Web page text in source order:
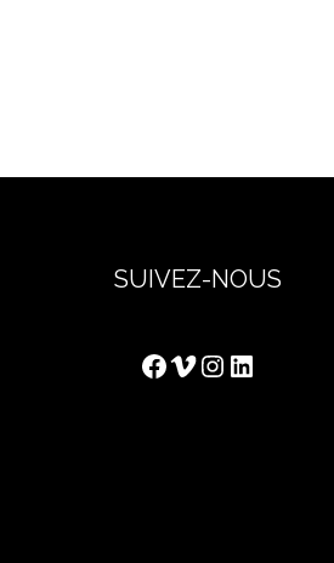
SUIVEZ-NOUS
Facebook
Vimeo
Instagram
LinkedIn